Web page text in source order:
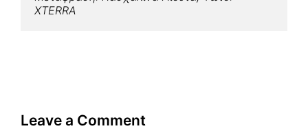
XTERRA﻿
Leave a Comment